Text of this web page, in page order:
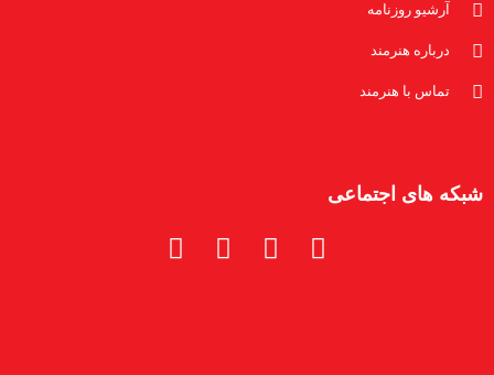
آرشیو روزنامه
درباره هنرمند
تماس با هنرمند
شبکه های اجتماعی